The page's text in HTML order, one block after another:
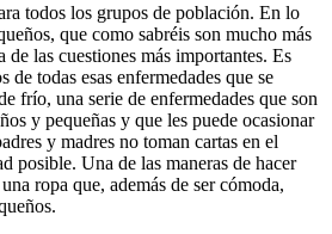
todos los grupos de población. En lo
que como sabréis son mucho más
de las cuestiones más importantes. Es
de todas esas enfermedades que se
frío, una serie de enfermedades que son
y pequeñas y que les puede ocasionar
y madres no toman cartas en el
posible. Una de las maneras de hacer
ropa que, además de ser cómoda,